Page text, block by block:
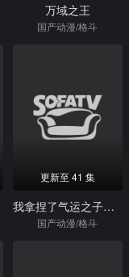
万域之王
国产动漫/格斗
更新至 41 集
我拿捏了气运之子动态漫画第1季
国产动漫/格斗